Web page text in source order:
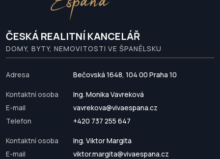
ČESKÁ REALITNÍ KANCELÁŘ
DOMY, BYTY, NEMOVITOSTI VE ŠPANĚLSKU
Adresa Bečovská 1648, 104 00 Praha 10
Kontaktní osoba
Ing. Monika Vavreková
E-mail
vavrekova@vivaespana.cz
Telefon
+420 737 255 647
Kontaktní osoba
Ing. Viktor Margita
E-mail
viktor.margita@vivaespana.cz